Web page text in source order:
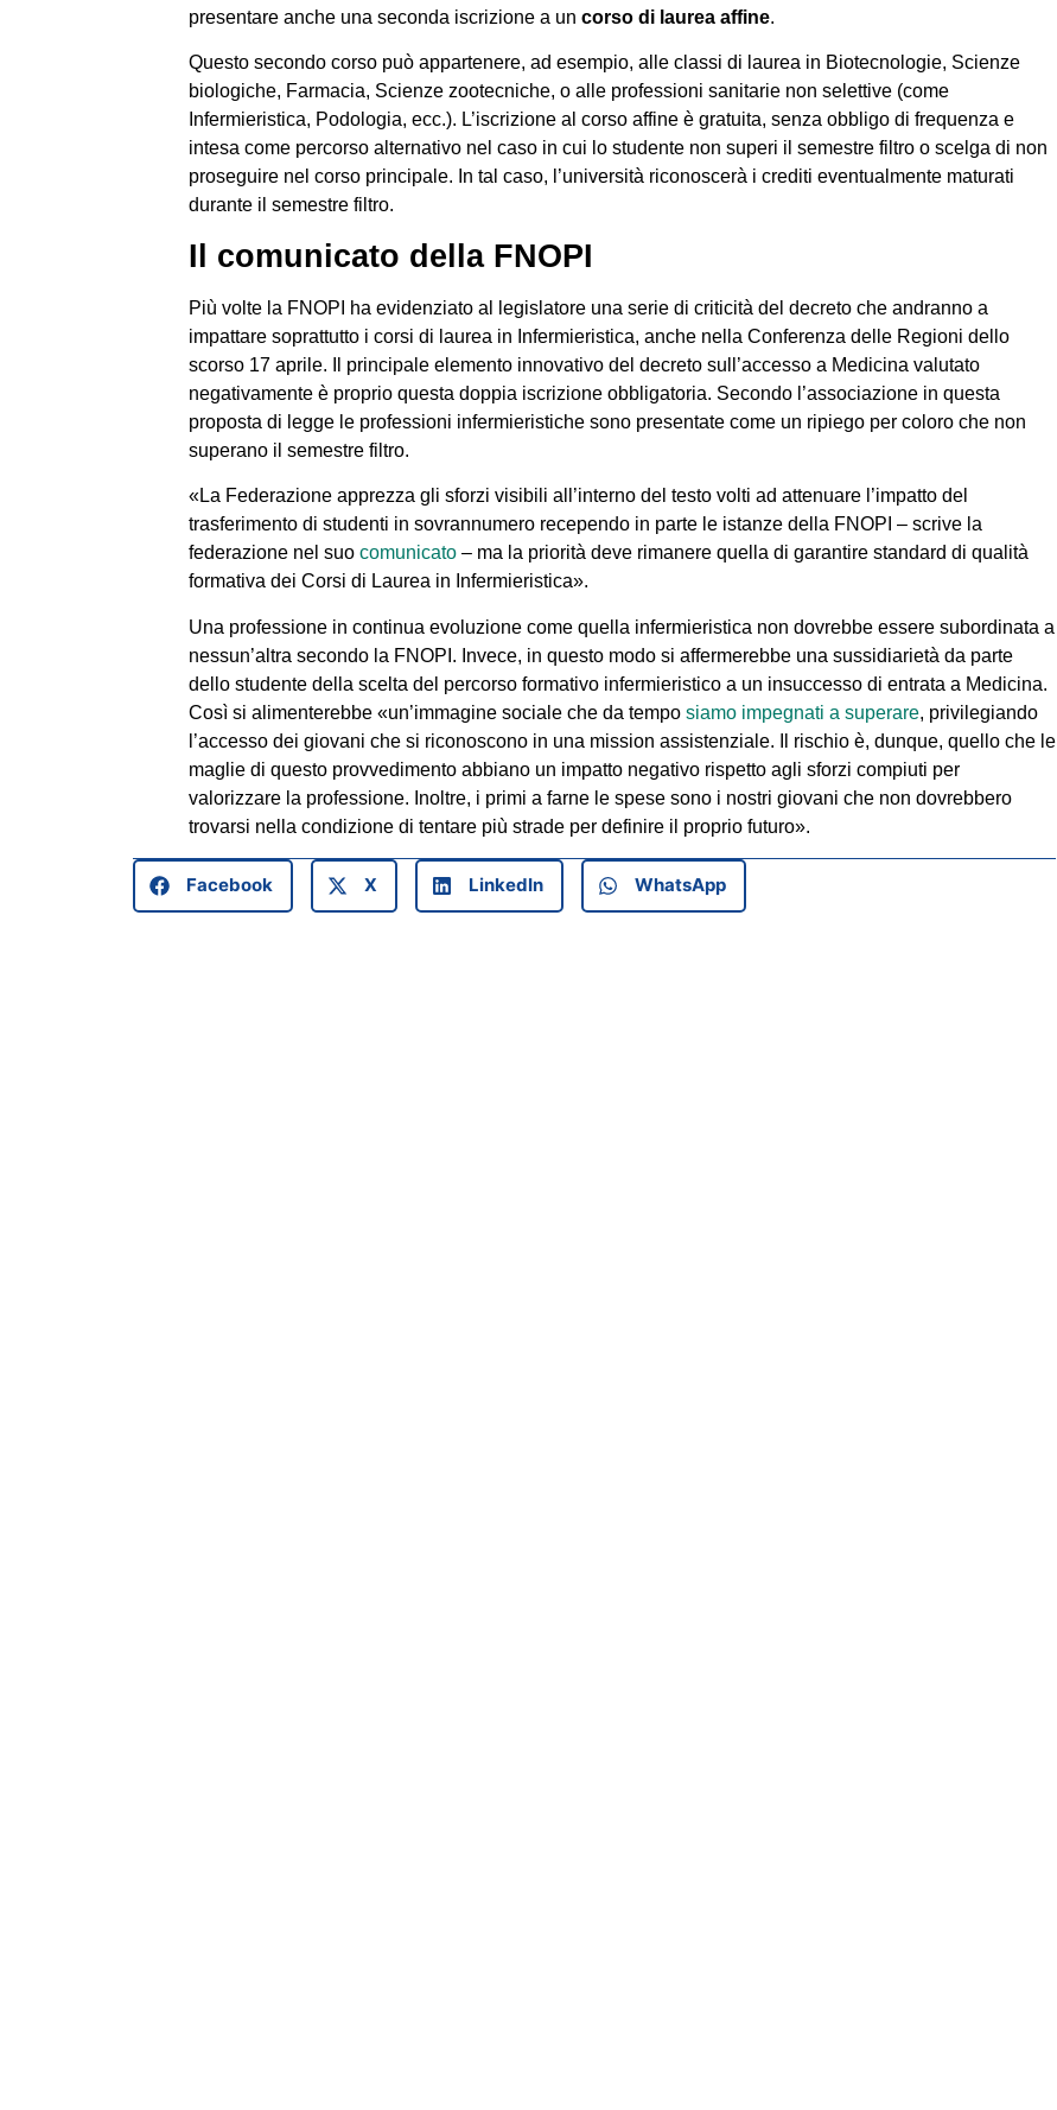
presentare anche una seconda iscrizione a un corso di laurea affine.
Questo secondo corso può appartenere, ad esempio, alle classi di laurea in Biotecnologie, Scienze
biologiche, Farmacia, Scienze zootecniche, o alle professioni sanitarie non selettive (come
Infermieristica, Podologia, ecc.). L’iscrizione al corso affine è gratuita, senza obbligo di frequenza e
intesa come percorso alternativo nel caso in cui lo studente non superi il semestre filtro o scelga di non
proseguire nel corso principale. In tal caso, l’università riconoscerà i crediti eventualmente maturati
durante il semestre filtro.
Il comunicato della FNOPI
Più volte la FNOPI ha evidenziato al legislatore una serie di criticità del decreto che andranno a
impattare soprattutto i corsi di laurea in Infermieristica, anche nella Conferenza delle Regioni dello
scorso 17 aprile. Il principale elemento innovativo del decreto sull’accesso a Medicina valutato
negativamente è proprio questa doppia iscrizione obbligatoria. Secondo l’associazione in questa
proposta di legge le professioni infermieristiche sono presentate come un ripiego per coloro che non
superano il semestre filtro.
«La Federazione apprezza gli sforzi visibili all’interno del testo volti ad attenuare l’impatto del
trasferimento di studenti in sovrannumero recependo in parte le istanze della FNOPI – scrive la
federazione nel suo comunicato– ma la priorità deve rimanere quella di garantire standard di qualità
formativa dei Corsi di Laurea in Infermieristica».
Una professione in continua evoluzione come quella infermieristica non dovrebbe essere subordinata a
nessun’altra secondo la FNOPI. Invece, in questo modo si affermerebbe una sussidiarietà da parte
dello studente della scelta del percorso formativo infermieristico a un insuccesso di entrata a Medicina.
Così si alimenterebbe «un’immagine sociale che da tempo siamo impegnati a superare, privilegiando
l’accesso dei giovani che si riconoscono in una mission assistenziale. Il rischio è, dunque, quello che le
maglie di questo provvedimento abbiano un impatto negativo rispetto agli sforzi compiuti per
valorizzare la professione. Inoltre, i primi a farne le spese sono i nostri giovani che non dovrebbero
trovarsi nella condizione di tentare più strade per definire il proprio futuro».
Facebook X LinkedIn WhatsApp